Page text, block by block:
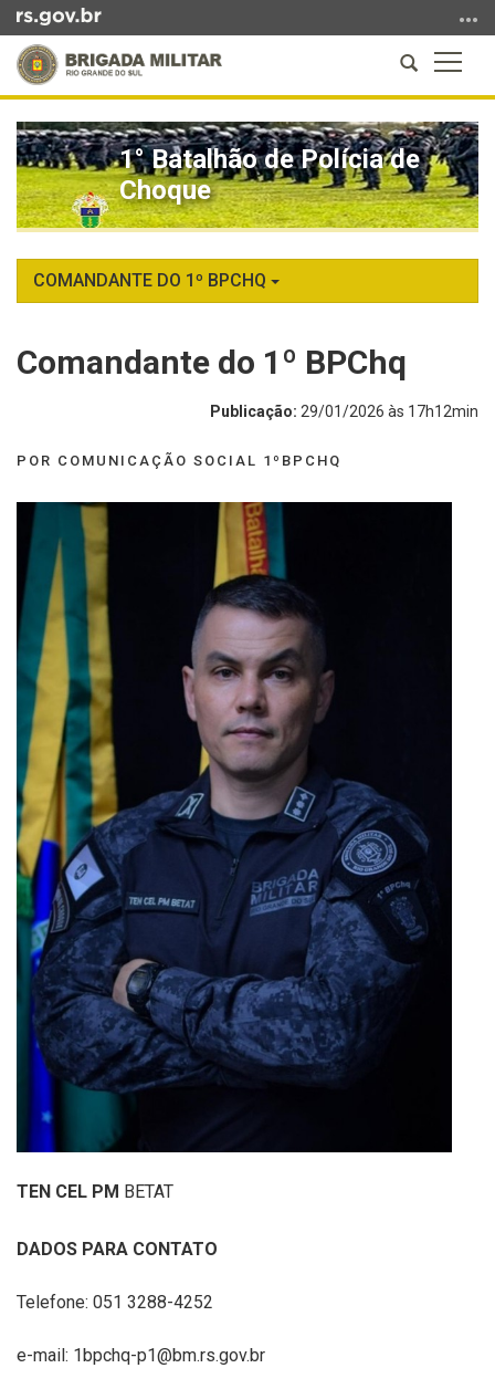
para
conteúdo
para
menu
busca
a
Abrir
a
busca
do
conteúdo
1° Batalhão de Polícia de
Choque
COMANDANTE DO 1º BPCHQ
Comandante do 1º BPChq
Publicação: 29/01/2026 às 17h12min
POR COMUNICAÇÃO SOCIAL 1ºBPCHQ
TEN CEL PM BETAT
DADOS PARA CONTATO
Telefone: 051 3288-4252
e-mail: 1bpchq-p1@bm.rs.gov.br